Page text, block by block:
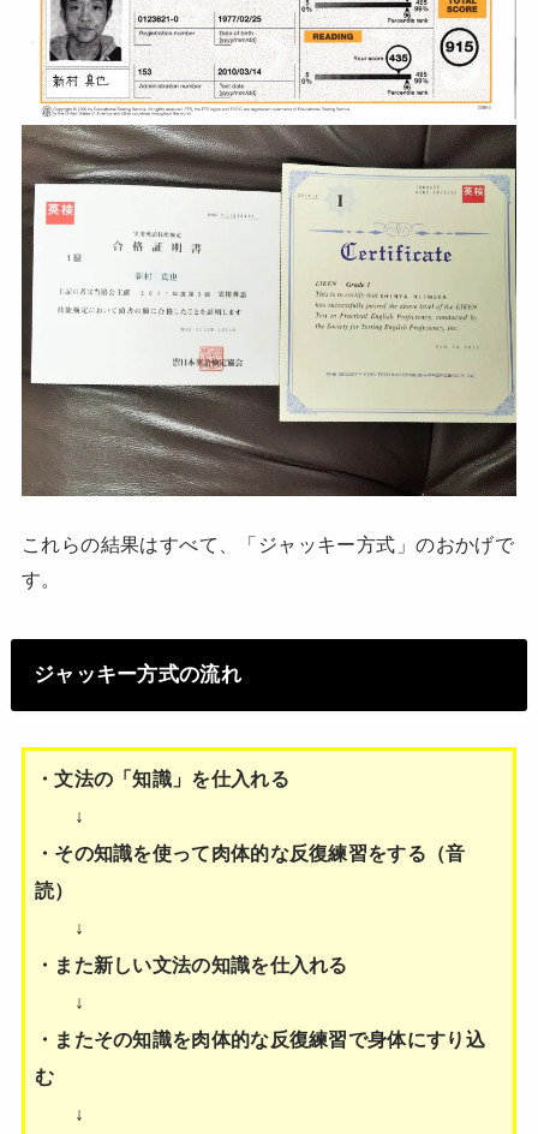
これらの結果はすべて、「ジャッキー方式」のおかげで
す。
ジャッキー方式の流れ
・文法の「知識」を仕入れる
↓
・その知識を使って肉体的な反復練習をする（音
読）
↓
・また新しい文法の知識を仕入れる
↓
・またその知識を肉体的な反復練習で身体にすり込
む
↓